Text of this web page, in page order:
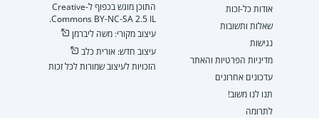
אודות כל-זכות
שאלות ותשובות
נגישות
מדיניות הפרטיות והאתר
עדכונים אחרונים
תנו לנו משוב!
לתרומה
התוכן מוגש בכפוף ל-Creative
Commons BY-NC-SA 2.5 IL.
עיצוב מקורי: משה ליברמן
עיצוב חדש: אורית כלב
הזכויות לעיצוב שמורות לכל זכות